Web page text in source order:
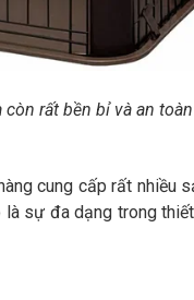
rất bền bỉ và an
cung cấp rất nhiều
sự đa dạng trong